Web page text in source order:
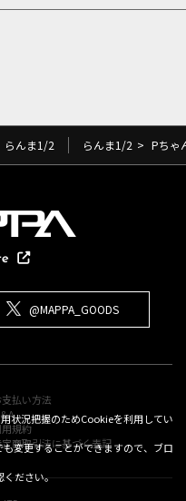
らんま1/2 らんま1/2 > Pちゃ
@MAPPA_GOODS
支払い方法
規約
商取引法に基づく表記
状況把握のためCookieを利用してい
変更することができますので、ブロ
ください。